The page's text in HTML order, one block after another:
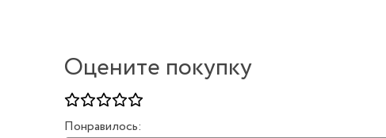
Оцените покупку
Понравилось: